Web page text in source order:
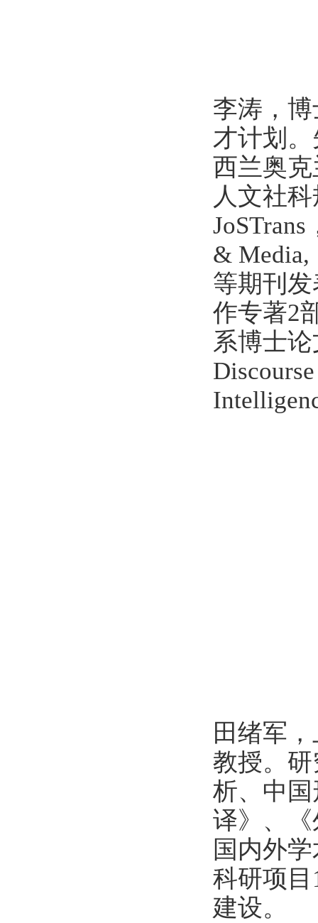
李涛，
才计划
西兰奥
人文社
&
等期刊
作专著2
系博士论
田绪军
教授。
析、中
译》、《
国内外
科研项
建设。